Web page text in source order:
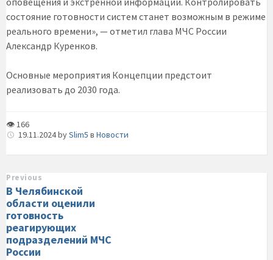
состояние готовности систем станет возможным в режиме
реального времени», — отметил глава МЧС России
Александр Куренков.
Основные мероприятия Концепции предстоит
реализовать до 2030 года.
👁 166
19.11.2024bySlim5 в Новости
Previous
В Челябинской
области оценили
готовность
реагирующих
подразделений МЧС
России